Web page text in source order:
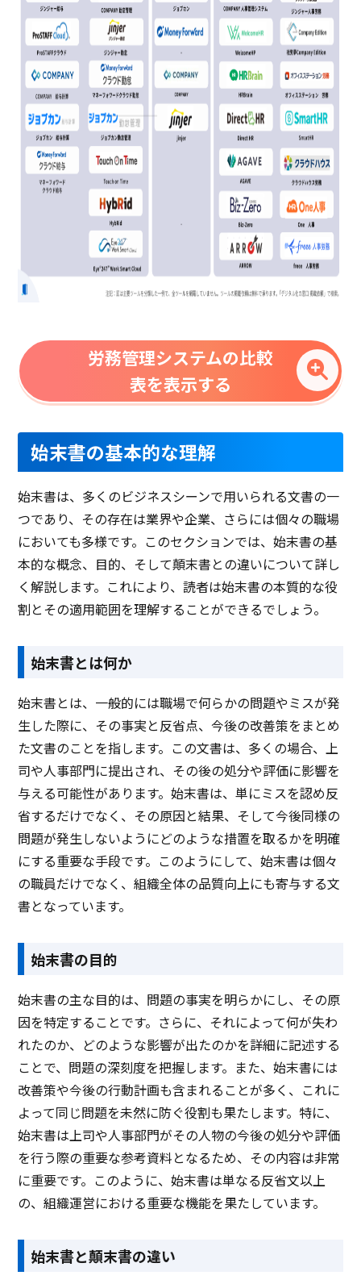
労務管理システムの比較
表を表示する
始末書の基本的な理解
始末書は、多くのビジネスシーンで用いられる文書の一
つであり、その存在は業界や企業、さらには個々の職場
においても多様です。このセクションでは、始末書の基
本的な概念、目的、そして顛末書との違いについて詳し
く解説します。これにより、読者は始末書の本質的な役
割とその適用範囲を理解することができるでしょう。
始末書とは何か
始末書とは、一般的には職場で何らかの問題やミスが発
生した際に、その事実と反省点、今後の改善策をまとめ
た文書のことを指します。この文書は、多くの場合、上
司や人事部門に提出され、その後の処分や評価に影響を
与える可能性があります。始末書は、単にミスを認め反
省するだけでなく、その原因と結果、そして今後同様の
問題が発生しないようにどのような措置を取るかを明確
にする重要な手段です。このようにして、始末書は個々
の職員だけでなく、組織全体の品質向上にも寄与する文
書となっています。
始末書の目的
始末書の主な目的は、問題の事実を明らかにし、その原
因を特定することです。さらに、それによって何が失わ
れたのか、どのような影響が出たのかを詳細に記述する
ことで、問題の深刻度を把握します。また、始末書には
改善策や今後の行動計画も含まれることが多く、これに
よって同じ問題を未然に防ぐ役割も果たします。特に、
始末書は上司や人事部門がその人物の今後の処分や評価
を行う際の重要な参考資料となるため、その内容は非常
に重要です。このように、始末書は単なる反省文以上
の、組織運営における重要な機能を果たしています。
始末書と顛末書の違い